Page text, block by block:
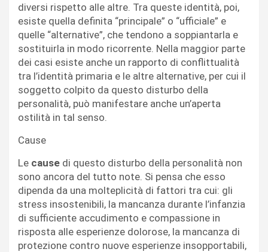
diversi rispetto alle altre. Tra queste identità, poi,
esiste quella definita “principale” o “ufficiale” e
quelle “alternative”, che tendono a soppiantarla e
sostituirla in modo ricorrente. Nella maggior parte
dei casi esiste anche un rapporto di conflittualità
tra l’identità primaria e le altre alternative, per cui il
soggetto colpito da questo disturbo della
personalità, può manifestare anche un’aperta
ostilità in tal senso.
Cause
Le cause di questo disturbo della personalità non
sono ancora del tutto note. Si pensa che esso
dipenda da una molteplicità di fattori tra cui: gli
stress insostenibili, la mancanza durante l’infanzia
di sufficiente accudimento e compassione in
risposta alle esperienze dolorose, la mancanza di
protezione contro nuove esperienze insopportabili,